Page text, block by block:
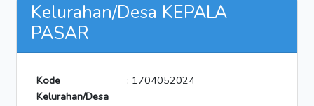
Kelurahan/Desa KEPALA
PASAR
Kode
Kelurahan/Desa
: 1704052024